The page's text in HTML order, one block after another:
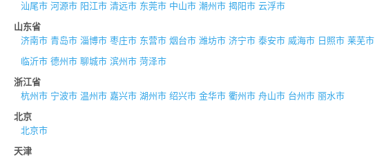
汕尾市 河源市 阳江市 清远市 东莞市 中山市 潮州市 揭阳市 云浮市
山东省
济南市 青岛市 淄博市 枣庄市 东营市 烟台市 潍坊市 济宁市 泰安市 威海市 日照市 莱芜市
临沂市 德州市 聊城市 滨州市 菏泽市
浙江省
杭州市 宁波市 温州市 嘉兴市 湖州市 绍兴市 金华市 衢州市 舟山市 台州市 丽水市
北京
北京市
天津